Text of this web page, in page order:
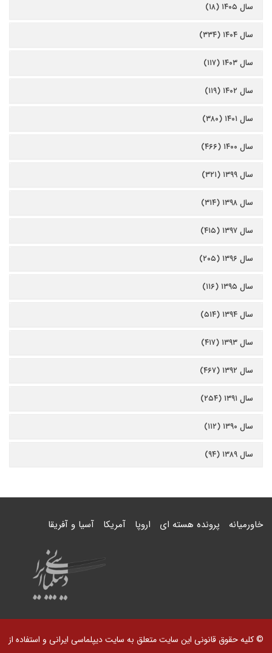
سال ۱۴۰۵ (۱۸)
سال ۱۴۰۴ (۳۳۴)
سال ۱۴۰۳ (۱۱۷)
سال ۱۴۰۲ (۱۱۹)
سال ۱۴۰۱ (۳۸۰)
سال ۱۴۰۰ (۴۶۶)
سال ۱۳۹۹ (۳۲۱)
سال ۱۳۹۸ (۳۱۴)
سال ۱۳۹۷ (۴۱۵)
سال ۱۳۹۶ (۲۰۵)
سال ۱۳۹۵ (۱۱۶)
سال ۱۳۹۴ (۵۱۴)
سال ۱۳۹۳ (۴۱۷)
سال ۱۳۹۲ (۴۶۷)
سال ۱۳۹۱ (۲۵۴)
سال ۱۳۹۰ (۱۱۲)
سال ۱۳۸۹ (۹۴)
خاورمیانه پرونده هسته ای اروپا آمریکا آسیا و آفریقا
© کلیه حقوق قانونی این سایت متعلق به سایت دیپلماسی ایرانی و استفاده از